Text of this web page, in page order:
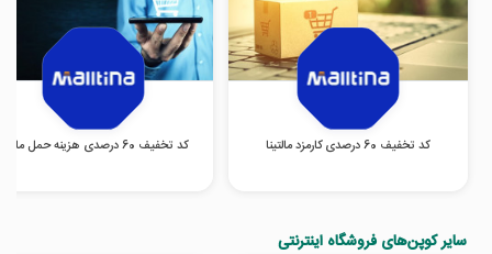
کد تخفیف 60 درصدی کارمزد مالتینا کد تخفیف 60 درصدی هزینه حمل مالتینا
سایر کوپن‌های فروشگاه اینترنتی